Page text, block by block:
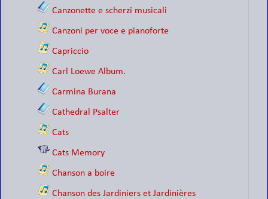
Canzonette e scherzi musicali
Canzoni per voce e pianoforte
Capriccio
Carl Loewe Album.
Carmina Burana
Cathedral Psalter
Cats
Cats Memory
Chanson a boire
Chanson des Jardiniers et Jardinières